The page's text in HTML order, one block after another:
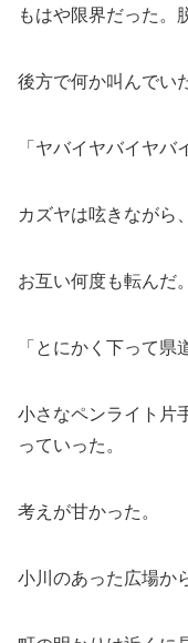
もはや限界だった。
後方で何か叫んでい
「ヤバイヤバイヤバ
カズヤは呟きながら
お互い何度も転んだ。
「とにかく下って県
小さなペンライト片
っていった。
考えが甘かった。
小川のあった広場か